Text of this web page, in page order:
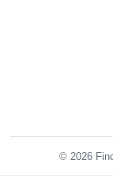
© 2026